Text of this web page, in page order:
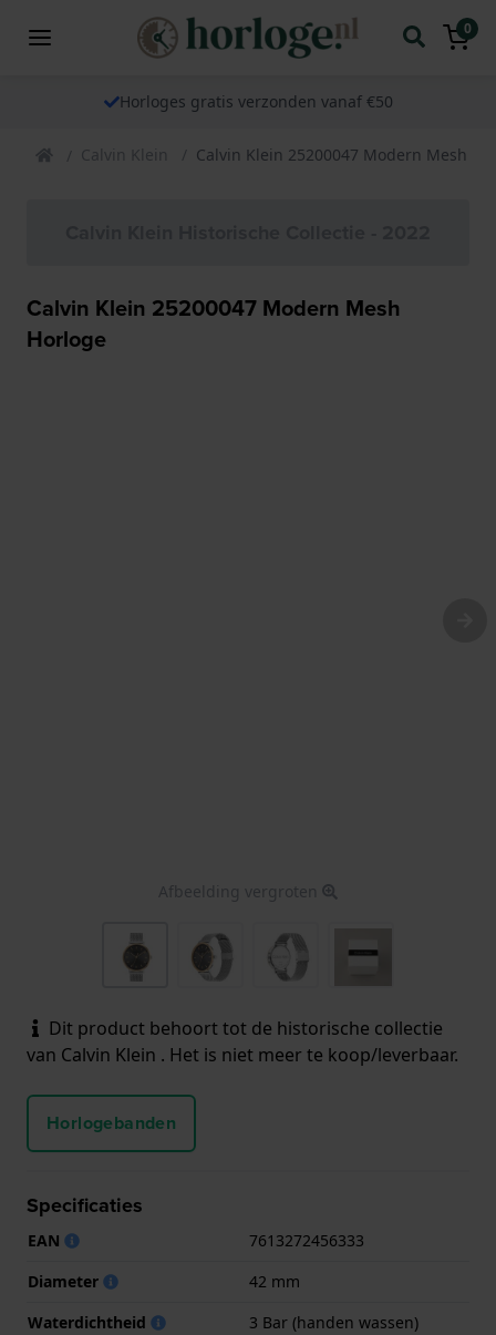
0
Horloges gratis verzonden vanaf €50
Calvin Klein Calvin Klein 25200047 Modern Mesh
Calvin Klein 25200047 Modern Mesh
Horloge
Afbeelding vergroten
Dit product behoort tot de historische collectie
van Calvin Klein . Het is niet meer te koop/leverbaar.
Horlogebanden
Specificaties
EAN
7613272456333
Diameter
42 mm
Waterdichtheid
3 Bar (handen wassen)